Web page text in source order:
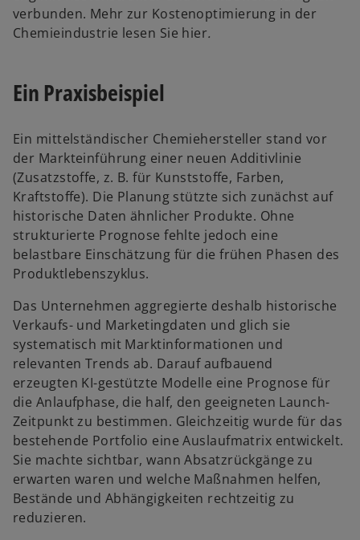
verbunden. Mehr zur Kostenoptimierung in der
Chemieindustrie lesen Sie hier.
Ein Praxisbeispiel
Ein mittelständischer Chemiehersteller stand vor
der Markteinführung einer neuen Additivlinie
(Zusatzstoffe, z. B. für Kunststoffe, Farben,
Kraftstoffe). Die Planung stützte sich zunächst auf
historische Daten ähnlicher Produkte. Ohne
strukturierte Prognose fehlte jedoch eine
belastbare Einschätzung für die frühen Phasen des
Produktlebenszyklus.
Das Unternehmen aggregierte deshalb historische
Verkaufs- und Marketingdaten und glich sie
systematisch mit Marktinformationen und
relevanten Trends ab. Darauf aufbauend
erzeugten KI-gestützte Modelle eine Prognose für
die Anlaufphase, die half, den geeigneten Launch-
Zeitpunkt zu bestimmen. Gleichzeitig wurde für das
bestehende Portfolio eine Auslaufmatrix entwickelt.
Sie machte sichtbar, wann Absatzrückgänge zu
erwarten waren und welche Maßnahmen helfen,
Bestände und Abhängigkeiten rechtzeitig zu
reduzieren.